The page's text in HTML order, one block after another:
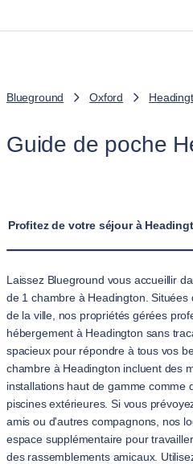
Blueground Oxford
Guide de poche
Profitez de votre séjour à
Laissez Blueground vous accueillir
de 1 chambre à Headington.
de la ville, nos propriétés gérées
hébergement à Headington sans
spacieux pour répondre à tous vos
chambre à Headington incluent des
installations haut de gamme comme
piscines extérieures. Si vous
amis ou d'autres compagnons, nos
espace supplémentaire pour
des rassemblements amicaux.